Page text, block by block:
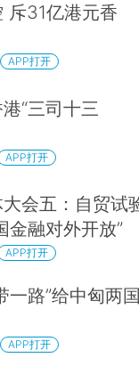
斥31亿港元香
APP打开
“三司十三
APP打开
大会五：自贸试
金融对外开放”
APP打开
一路”给中匈两
APP打开